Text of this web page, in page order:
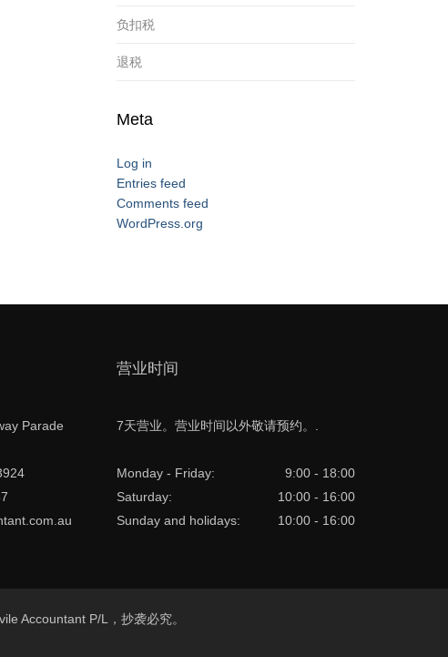
负扣税
退税
Meta
Log in
Entries feed
Comments feed
WordPress.org
Parade
营业时间
7天营业。营业时间以外敬请预约。.
Monday - Friday:
9:00 - 18:00
Saturday:
10:00 - 16:00
Sunday and holidays:
10:00 - 16:00
Accountant P/L，抄袭必究。